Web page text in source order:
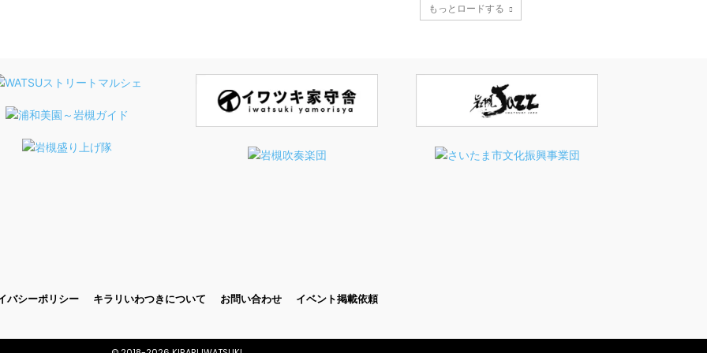
もっとロードする
バシーポリシー キラリいわつきについて お問い合わせ イベント掲載依頼